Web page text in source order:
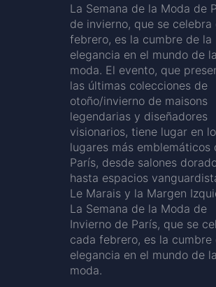
La Semana de la Moda de
de invierno, que se celebra
febrero, es la cumbre de la
elegancia en el mundo de la
moda. El evento, que
las últimas colecciones de
otoño/invierno de maisons
legendarias y diseñadores
visionarios, tiene lugar en
lugares más emblemáticos
París, desde salones
hasta espacios
Le Marais y la Margen
La Semana de la Moda de
Invierno de París, que se
cada febrero, es la cumbre
elegancia en el mundo de la
moda.